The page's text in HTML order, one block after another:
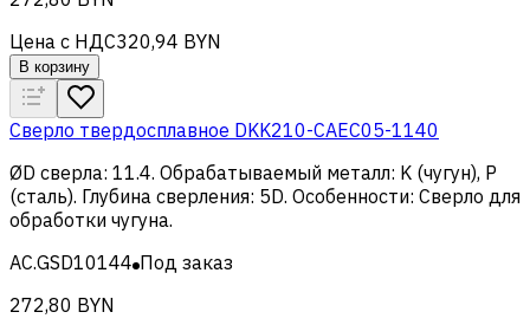
Цена с НДС320,94 BYN
В корзину
Сверло твердосплавное DKK210-CAEC05-1140
ØD сверла: 11.4. Обрабатываемый металл: K (чугун), Р
(сталь). Глубина сверления: 5D. Особенности: Сверло для
обработки чугуна.
AC.GSD10144 Под заказ
272,80 BYN